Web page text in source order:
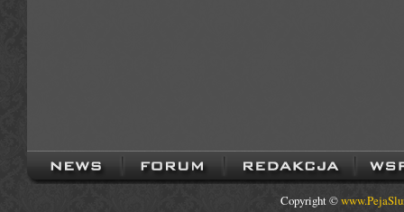
Copyright ©